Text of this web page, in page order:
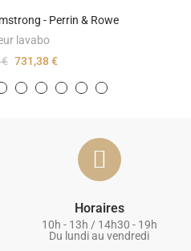
- Perrin & Rowe
lavabo
731,38 €
Horaires
10h - 13h / 14h30 - 19h
Du lundi au vendredi